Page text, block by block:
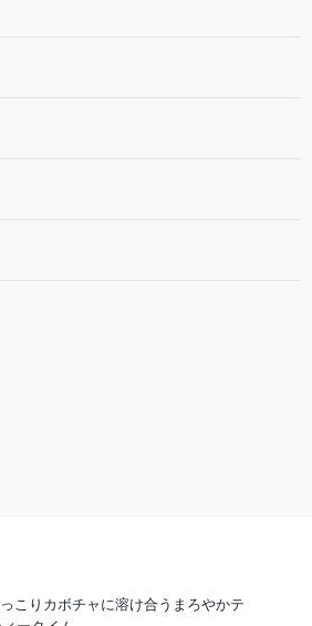
こりカボチャに溶け合うまろやかテ